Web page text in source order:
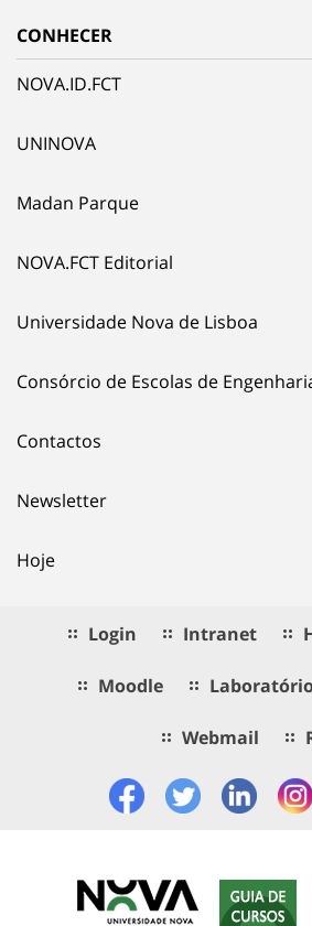
CONHECER
NOVA.ID.FCT
UNINOVA
Madan Parque
NOVA.FCT Editorial
Universidade Nova de Lisboa
Consórcio de Escolas de
Contactos
Newsletter
Hoje
Login Intranet
Moodle
Webmail